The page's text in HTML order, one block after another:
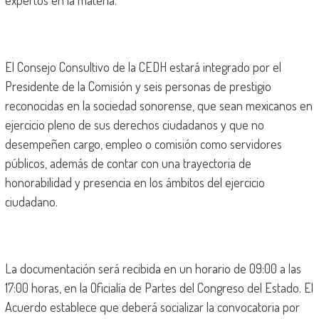
El Consejo Consultivo de la CEDH estará integrado por el
Presidente de la Comisión y seis personas de prestigio
reconocidas en la sociedad sonorense, que sean mexicanos en
ejercicio pleno de sus derechos ciudadanos y que no
desempeñen cargo, empleo o comisión como servidores
públicos, además de contar con una trayectoria de
honorabilidad y presencia en los ámbitos del ejercicio
ciudadano.
La documentación será recibida en un horario de 09:00 a las
17:00 horas, en la Oficialía de Partes del Congreso del Estado. El
Acuerdo establece que deberá socializar la convocatoria por